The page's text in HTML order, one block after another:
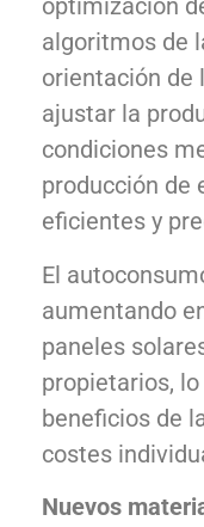
optimización
algoritmos de
orientación de
ajustar la
condiciones
producción de
eficientes y
El
aumentando
paneles
propietarios,
beneficios de
costes
Nuevos